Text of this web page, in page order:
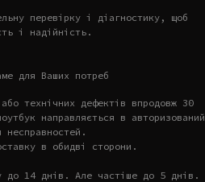
перевірку і діагностику, щоб
і надійність.
для Ваших потреб
технічних дефектів впродовж 30
направляється в авторизований
несправностей.
в обидві сторони.
до 14 днів. Але частіше до 5 днів.